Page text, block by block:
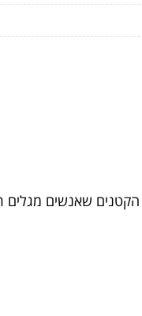
שאנשים מגלים